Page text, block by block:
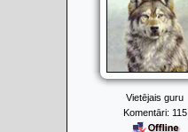
Vietējais guru
Komentāri: 115